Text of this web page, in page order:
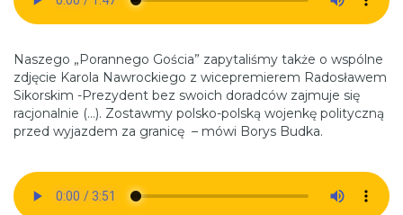
Naszego „Porannego Gościa” zapytaliśmy także o wspólne
zdjęcie Karola Nawrockiego z wicepremierem Radosławem
Sikorskim -Prezydent bez swoich doradców zajmuje się
racjonalnie (…). Zostawmy polsko-polską wojenkę polityczną
przed wyjazdem za granicę – mówi Borys Budka.